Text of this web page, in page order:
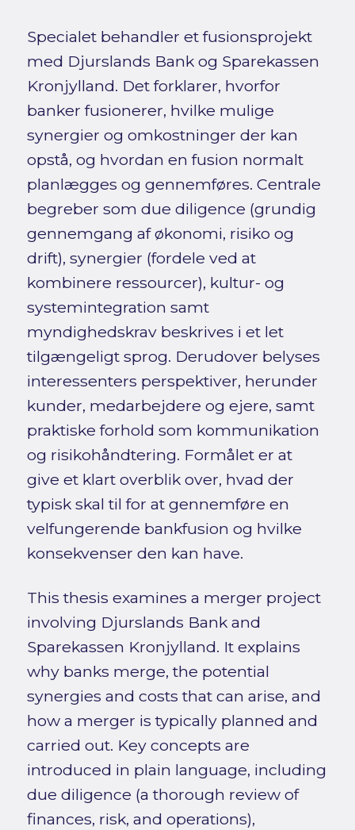
Specialet behandler et fusionsprojekt
med Djurslands Bank og Sparekassen
Kronjylland. Det forklarer, hvorfor
banker fusionerer, hvilke mulige
synergier og omkostninger der kan
opstå, og hvordan en fusion normalt
planlægges og gennemføres. Centrale
begreber som due diligence (grundig
gennemgang af økonomi, risiko og
drift), synergier (fordele ved at
kombinere ressourcer), kultur- og
systemintegration samt
myndighedskrav beskrives i et let
tilgængeligt sprog. Derudover belyses
interessenters perspektiver, herunder
kunder, medarbejdere og ejere, samt
praktiske forhold som kommunikation
og risikohåndtering. Formålet er at
give et klart overblik over, hvad der
typisk skal til for at gennemføre en
velfungerende bankfusion og hvilke
konsekvenser den kan have.
This thesis examines a merger project
involving Djurslands Bank and
Sparekassen Kronjylland. It explains
why banks merge, the potential
synergies and costs that can arise, and
how a merger is typically planned and
carried out. Key concepts are
introduced in plain language, including
due diligence (a thorough review of
finances, risk, and operations),